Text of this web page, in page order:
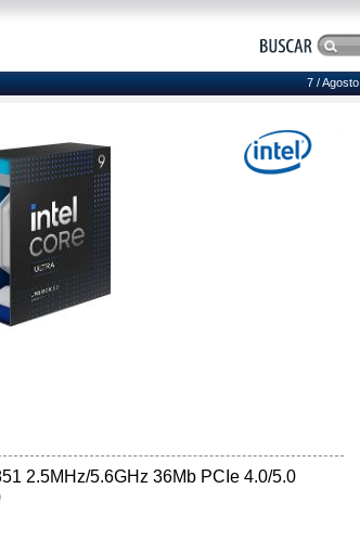
7 / Agosto
2.5MHz/5.6GHz 36Mb PCIe 4.0/5.0